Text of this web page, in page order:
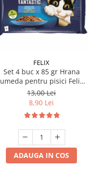
FELIX
Set 4 buc x 85 gr Hrana
umeda pentru pisici Felix
Fantastic cu Peste Cambula
13,00 Lei
8,90 Lei
ADAUGA IN COS